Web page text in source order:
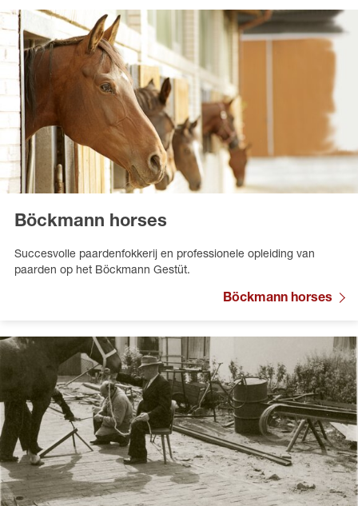
Böckmann horses
Succesvolle paardenfokkerij en professionele opleiding van
paarden op het Böckmann Gestüt.
Böckmann horses